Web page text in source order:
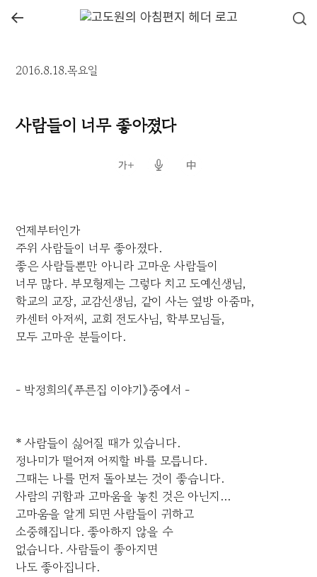
←
2016.8.18.목요일
사람들이 너무 좋아졌다
언제부터인가
주위 사람들이 너무 좋아졌다.
좋은 사람들뿐만 아니라 고마운 사람들이
너무 많다. 부모형제는 그렇다 치고 도예선생님,
학교의 교장, 교감선생님, 같이 사는 옆방 아줌마,
카센터 아저씨, 교회 전도사님, 학부모님들,
모두 고마운 분들이다.
- 박정희의《푸른집 이야기》중에서 -
* 사람들이 싫어질 때가 있습니다.
정나미가 떨어져 어찌할 바를 모릅니다.
그때는 나를 먼저 돌아보는 것이 좋습니다.
사람의 귀함과 고마움을 놓친 것은 아닌지...
고마움을 알게 되면 사람들이 귀하고
소중해집니다. 좋아하지 않을 수
없습니다. 사람들이 좋아지면
나도 좋아집니다.